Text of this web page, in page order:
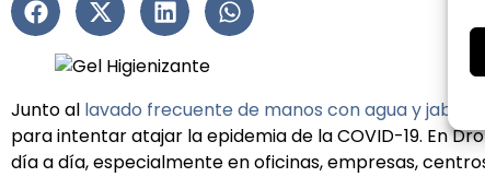
Junto al lavado frecuente de manos con agua y jabón
para intentar atajar la epidemia de la COVID-19. En
día a día, especialmente en oficinas, empresas,